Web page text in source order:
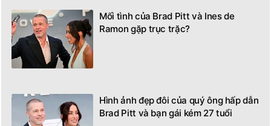
Mối tình của Brad Pitt và Ines de
Ramon gặp trục trặc?
Hình ảnh đẹp đôi của quý ông hấp dẫn
Brad Pitt và bạn gái kém 27 tuổi